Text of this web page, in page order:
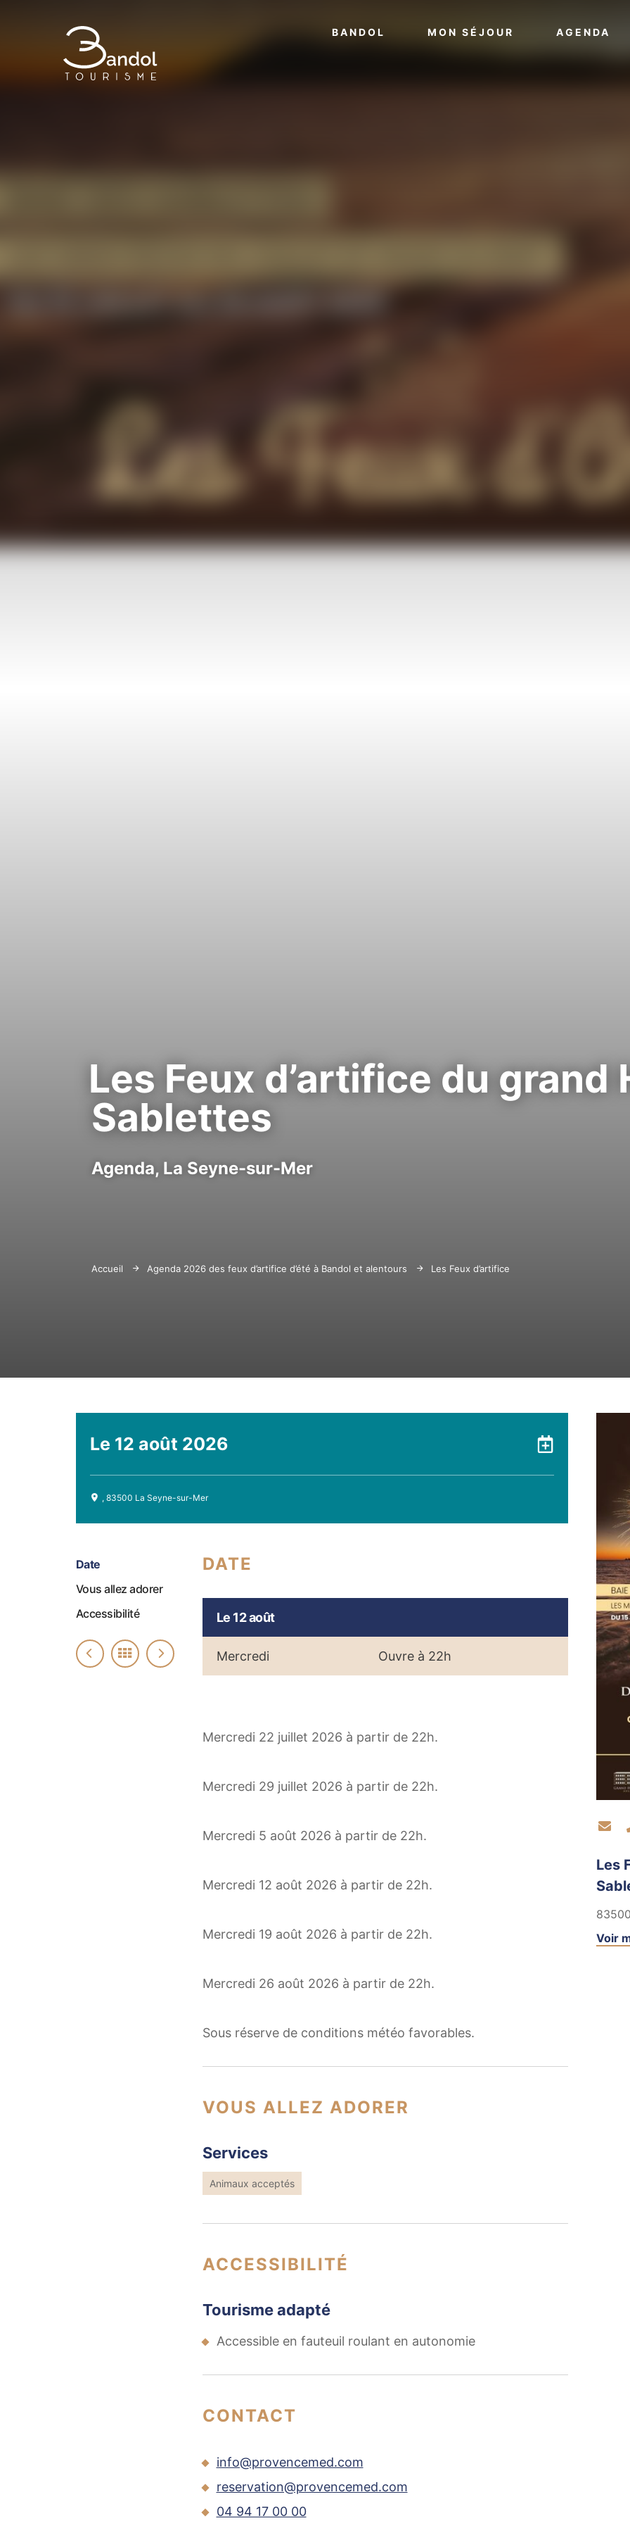
BANDOL VOIR PLUSMON SÉJOUR VOIR PLUSAGENDA
Les Feux d’artifice du grand
Sablettes
Agenda, La Seyne-sur-Mer
Accueil Agenda 2026 des feux d’artifice d’été à Bandol et alentours Les Feux d’artifice du grand Hôtel des
Le 12 août 2026 Ajouter
, 83500 La Seyne-sur-Mer
Date
Vous allez adorer
Accessibilité
DATE
Le 12 août
Mercredi Ouvre à 22h
Le
Mercredi 22 juillet 2026 à partir de 22h.
Mercredi 29 juillet 2026 à partir de 22h.
Mercredi 5 août 2026 à partir de 22h.
Mercredi 12 août 2026 à partir de 22h.
Mercredi 19 août 2026 à partir de 22h.
Mercredi 26 août 2026 à partir de 22h.
Sous réserve de conditions météo favorables.
VOUS ALLEZ ADORER
Services
Animaux acceptés
ACCESSIBILITÉ
Tourisme adapté
Accessible en fauteuil roulant en autonomie
CONTACT
info@provencemed.com
reservation@provencemed.com
04 94 17 00 00
Les
83500
Voir